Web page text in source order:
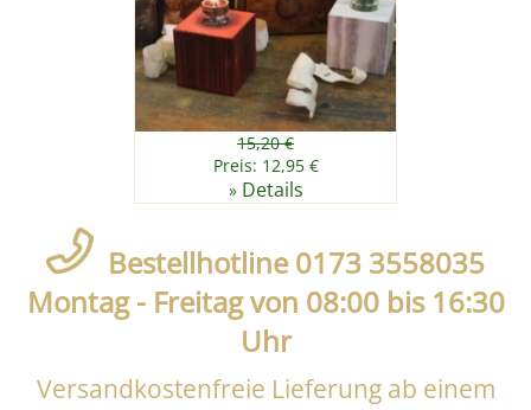
15,20 €
Preis: 12,95 €
» Details
Bestellhotline 0173 3558035
Montag - Freitag von 08:00 bis 16:30
Uhr
Versandkostenfreie Lieferung ab einem